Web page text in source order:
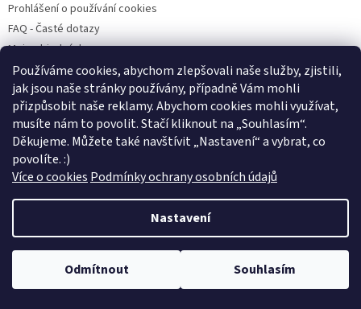
Používáme cookies, abychom zlepšovali naše služby, zjistili,
jak jsou naše stránky používány, případně Vám mohli
přizpůsobit naše reklamy. Abychom cookies mohli využívat,
musíte nám to povolit. Stačí kliknout na „Souhlasím“.
Děkujeme. Můžete také navštívit „Nastavení“ a vybrat, co
povolíte. :)
Více o cookies Podmínky ochrany osobních údajů
Nastavení
Odmítnout Souhlasím
Výdejnu objednávek s osobním odběrem najdete na adrese V Horkách
Prohlášení o používání cookies
FAQ - Časté dotazy
Moje objednávka
Pet Heroes Handipet Rescue Pet Heroes Lanškroun Psí Přání
Štěně v nouzi
Copyright 2026Pet Heroes Shop. Všechna práva vyhrazena.
Upravit nastavení cookies